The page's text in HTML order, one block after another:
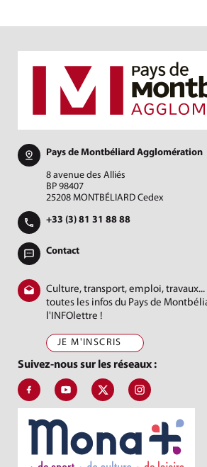
Pays de Montbéliard Agglomération
8 avenue des Alliés
BP 98407
25208 MONTBÉLIARD Cedex
+33 (3) 81 31 88 88
Contact
Culture, transport, emploi,
toutes les infos du Pays de
l'INFOlettre !
JE M'INSCRIS
Suivez-nous sur les réseaux :
Suivez-nous sur Facebook, Pays de
Suivez-nous sur Youtube,
Suivez-nous sur X, Pays
Suivez-nous sur